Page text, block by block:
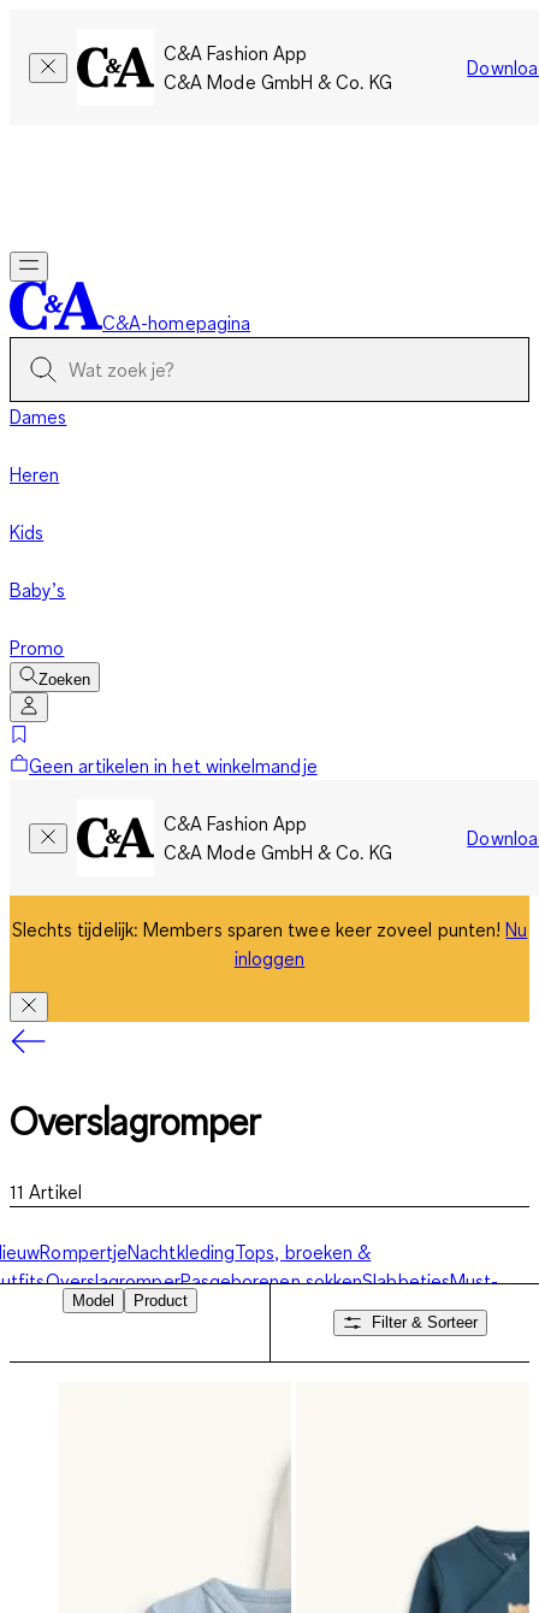
C&A Fashion App
C&A Mode GmbH & Co. KG
C&A-homepagina
Dames
Heren
Kids
Baby’s
Promo
Zoeken
Geen artikelen in het winkelmandje
C&A Fashion App
C&A Mode GmbH & Co. KG
Slechts tijdelijk: Members sparen twee keer zoveel punten!Nu
inloggen
Overslagromper
11 Artikel
RompertjeNachtkledingTops, broeken &
OverslagromperPasgeborenen sokkenSlabbetjesMust-
Model
Product
Filter & Sorteer